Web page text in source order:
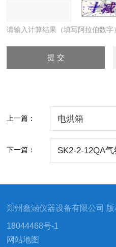
请输入计算结果（填写阿拉伯数字
上一篇： 电烘箱
下一篇： SK2-2-12QA
郑州鑫涵仪器设备有限公司
18044468号-1
网站地图